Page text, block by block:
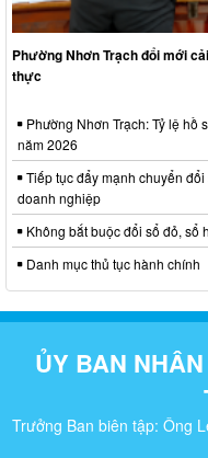
Phường Nhơn Trạch đổi mới
thực
Phường Nhơn Trạch: Tỷ lệ hồ
năm 2026
Tiếp tục đẩy mạnh chuyển
doanh nghiệp
Không bắt buộc đổi sổ đỏ, sổ
Danh mục thủ tục hành chính
ỦY BAN
Trưởng Ban biên tập: Ông